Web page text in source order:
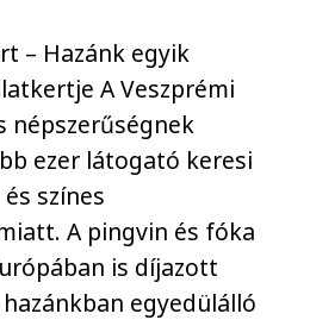
– Hazánk egyik
A Veszprémi
népszerűségnek
ezer látogató keresi
színes
A pingvin és fóka
is díjazott
egyedülálló